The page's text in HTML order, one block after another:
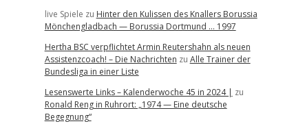
live Spiele zu Hinter den Kulissen des Knallers Borussia
Mönchengladbach — Borussia Dortmund … 1997
Hertha BSC verpflichtet Armin Reutershahn als neuen
Assistenzcoach! – Die Nachrichten zu Alle Trainer der
Bundesliga in einer Liste
Lesenswerte Links – Kalenderwoche 45 in 2024 | zu
Ronald Reng in Ruhrort: „1974 — Eine deutsche
Begegnung“